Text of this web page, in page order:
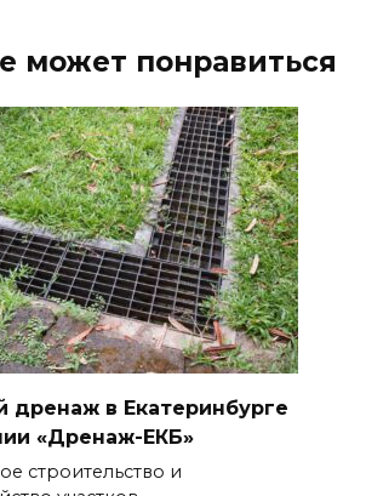
может понравиться
дренаж в Екатеринбурге
«Дренаж-ЕКБ»
строительство и